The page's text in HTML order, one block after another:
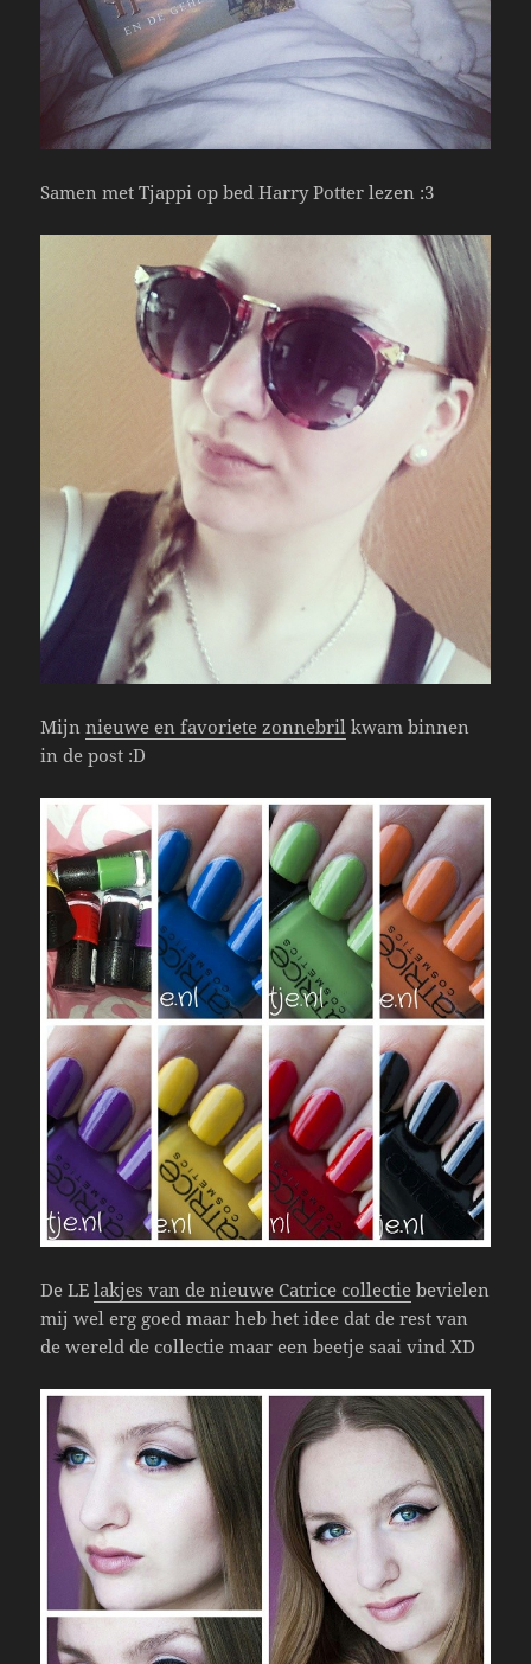
Samen met Tjappi op bed Harry Potter lezen :3
Mijnnieuwe en favoriete zonnebril kwam binnen
in de post :D
De LElakjes van de nieuwe Catrice collectie bevielen
mij wel erg goed maar heb het idee dat de rest van
de wereld de collectie maar een beetje saai vind XD